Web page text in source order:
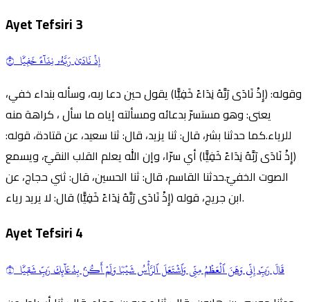
Ayet Tefsiri3
إِذۡ نَادَىٰرَبَّهُۥ نِدَآءً خَفِيّٗا ٣
وقوله: (إِذْ نَادَى رَبَّهُ نِدَاءً خَفِيًّا) يقول حين دعا ربه، وسأله بنداء خفي،
يعنى: وهو مستسرّ بدعائه ومسألته إياه ما سأل ، كراهة منه
للرياء.كما حدثنا بشر، قال: ثنا يزيد، قال: ثنا سعيد، عن قتادة، قوله:
(إِذْ نَادَى رَبَّهُ نِدَاءً خَفِيًّا) أي سرّا، وإن الله يعلم القلب النقيّ، ويسمع
الصوت الخفيّ.حدثنا القاسم، قال: ثنا الحسين، قال: ثني حجاج، عن
ابن جريج، قوله (إِذْ نَادَى رَبَّهُ نِدَاءً خَفِيًّا) قال: لا يريد رياء.
Ayet Tefsiri4
قَالَرَبِّإِنِّي وَهَنَ ٱلۡعَظۡمُ مِنِّي وَٱشۡتَعَلَ ٱلرَّأۡسُ شَيۡبٗا وَلَمۡ أَكُنۢ بِدُعَآئِكَرَبِّشَقِيّٗا ٤